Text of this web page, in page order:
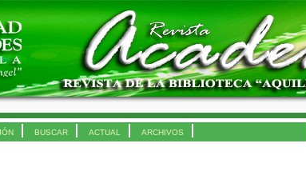
BUSCAR ACTUAL ARCHIVOS